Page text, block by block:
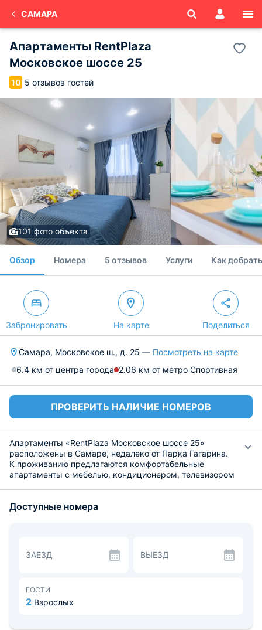
САМАРА
Апартаменты RentPlaza
Московское шоссе 25
10 5 отзывов гостей
101 фото объекта
Обзор Номера 5 отзывов Услуги Как
Забронировать На карте Поделиться
Самара, Московское ш., д. 25 — Посмотреть на карте
6.4 км от центра города 2.06 км от метро Спортивная
ПРОВЕРИТЬ НАЛИЧИЕ НОМЕРОВ
Апартаменты «RentPlaza Московское шоссе 25»
расположены в Самаре, недалеко от Парка Гагарина.
К проживанию предлагаются комфортабельные
апартаменты с мебелью, кондиционером, телевизором
гигиены.
рестораны «Плов» и «Route Grill».
Приятных воспоминаний оставят прогулки по городу и
освоения космоса, а также покажут интереснейшие
экспонаты. Расстояние до аэропорта - 32,4 км,
Доступные номера
ЗАЕЗД ВЫЕЗД
ГОСТИ
2 Взрослых